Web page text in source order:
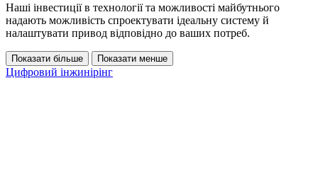
Наші інвестиції в технології та можливості майбутнього
надають можливість спроектувати ідеальну систему й
налаштувати привод відповідно до ваших потреб.
Показати більше Показати менше
Цифровий інжинірінг